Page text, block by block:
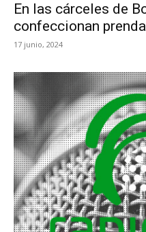
En las cárceles de
confeccionan
17 junio, 2024